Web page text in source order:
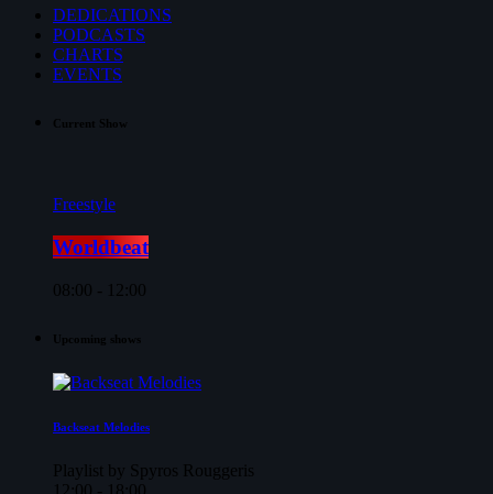
DEDICATIONS
PODCASTS
CHARTS
EVENTS
Current Show
Freestyle
Worldbeat
08:00 - 12:00
Upcoming shows
Backseat Melodies
Playlist by Spyros Rouggeris
12:00 - 18:00